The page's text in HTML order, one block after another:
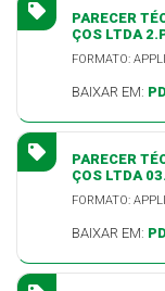
PARECER
ÇOS LTDA
FORMATO:
BAIXAR EM:
PARECER
ÇOS LTDA
FORMATO:
BAIXAR EM: